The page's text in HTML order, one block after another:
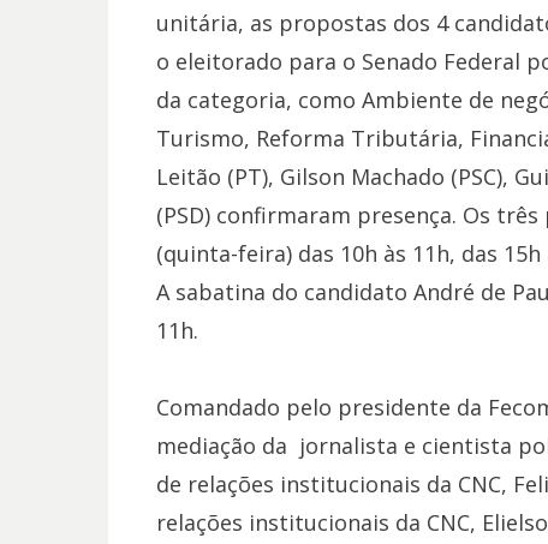
unitária, as propostas dos 4
o eleitorado para o Senado Federal
da categoria, como Ambiente de
Turismo, Reforma Tributária,
Leitão (PT), Gilson Machado (PSC),
(PSD) confirmaram presença. Os
(quinta-feira) das 10h às 11h, das
A sabatina do candidato André de
11h.
Comandado pelo presidente da
mediação da jornalista e cientista
de relações institucionais da CNC,
relações institucionais da CNC,